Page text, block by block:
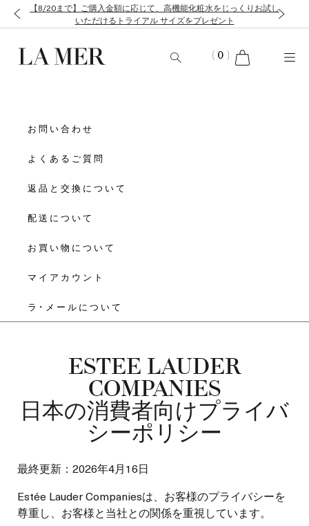
【8/20まで】ご購入金額に応じて、高機能化粧水をじっくりお試し
いただけるトライアル サイズをプレゼント
cart
( 0 )
お問い合わせ
よくあるご質問
返品と交換について
配送について
お買い物について
マイアカウント
ラ･メールについて
ESTEE LAUDER
COMPANIES
日本の消費者向けプライバ
シーポリシー
最終更新：2026年4月16日
Estée Lauder Companiesは、お客様のプライバシーを
尊重し、お客様と当社との関係を重視しています。